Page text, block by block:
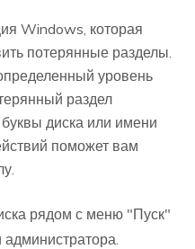
Windows, которая
потерянные разделы.
уровень
раздел
буквы диска или имени
поможет вам
рядом с меню "Пуск"
администратора.